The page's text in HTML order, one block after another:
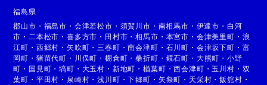
福島県
郡山市 ・ 福島市 ・ 会津若松市 ・ 須賀川市 ・ 南相馬市 ・ 伊達市 ・ 白河
市 ・ 二本松市 ・喜多方市 ・ 田村市 ・相馬市 ・ 本宮市 ・ 会津美里町 ・ 浪
江町 ・ 西郷村 ・矢吹町 ・ 三春町 ・南会津町 ・ 石川町 ・ 会津坂下町 ・ 富
岡町 ・ 猪苗代町 ・ 川俣町 ・棚倉町 ・桑折町 ・ 鏡石町 ・ 大熊町 ・ 小野
町 ・ 国見町 ・塙町 ・ 大玉村 ・ 新地町 ・楢葉町 ・西会津町 ・ 玉川村 ・ 双
葉町 ・ 平田村 ・ 泉崎村 ・浅川町 ・下郷町 ・ 矢祭町 ・ 天栄村 ・飯舘村 ・